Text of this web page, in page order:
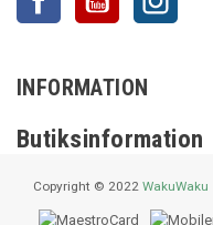
INFORMATION
Butiksinformation
Copyright © 2022 WakuWaku